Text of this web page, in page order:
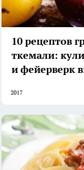
10 рецептов
ткемали:
и фейерверк
2017